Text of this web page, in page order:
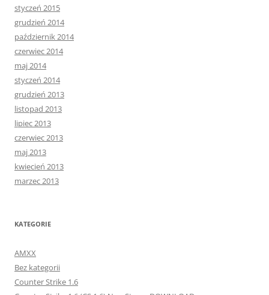
styczeń 2015
grudzień 2014
październik 2014
czerwiec 2014
maj 2014
styczeń 2014
grudzień 2013
listopad 2013
lipiec 2013
czerwiec 2013
maj 2013
kwiecień 2013
marzec 2013
KATEGORIE
AMXX
Bez kategorii
Counter Strike 1.6